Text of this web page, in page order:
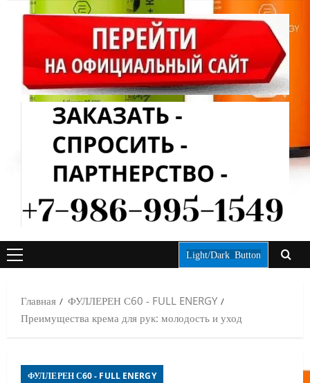
ОСНОВНОЕ
Light/Dark Button
Главная
ФУЛЛЕРЕН С60 - FULL ENERGY
Преимущества крема для рук: молодость и уход
ФУЛЛЕРЕН С60 - FULL ENERGY